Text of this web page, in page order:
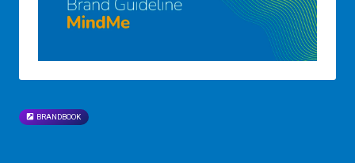
BRANDBOOK